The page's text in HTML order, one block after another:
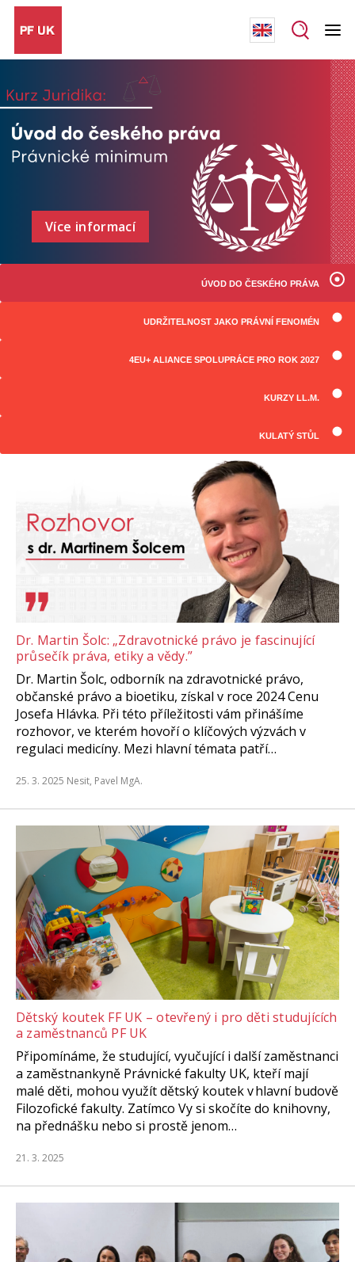
ÚVOD DO ČESKÉHO PRÁVA
UDRŽITELNOST JAKO PRÁVNÍ FENOMÉN
4EU+ ALIANCE SPOLUPRÁCE PRO ROK 2027
KURZY LL.M.
KULATÝ STŮL
Více informací
Všechny články
Dr. Martin Šolc: „Zdravotnické právo je fascinující
průsečík práva, etiky a vědy.”
Dr. Martin Šolc, odborník na zdravotnické právo,
občanské právo a bioetiku, získal v roce 2024 Cenu
Josefa Hlávka. Při této příležitosti vám přinášíme
rozhovor, ve kterém hovoří o klíčových výzvách v
regulaci medicíny. Mezi hlavní témata patří…
25. 3. 2025 Nesit, Pavel MgA.
Dětský koutek FF UK – otevřený i pro děti studujících
a zaměstnanců PF UK
Připomínáme, že studující, vyučující i další zaměstnanci
a zaměstnankyně Právnické fakulty UK, kteří mají
malé děti, mohou využít dětský koutek v hlavní budově
Filozofické fakulty. Zatímco Vy si skočíte do knihovny,
na přednášku nebo si prostě jenom…
21. 3. 2025